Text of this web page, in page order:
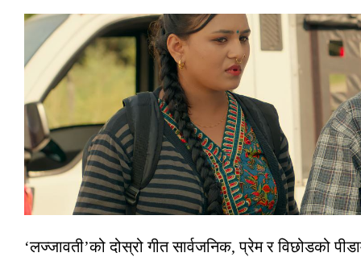
‘लज्जावती’को दोस्रो गीत सार्वजनिक, प्रेम र विछोडको